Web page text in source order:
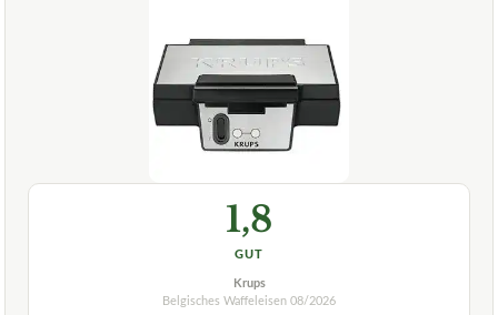
1,8
GUT
Krups
Belgisches Waffeleisen 08/2026